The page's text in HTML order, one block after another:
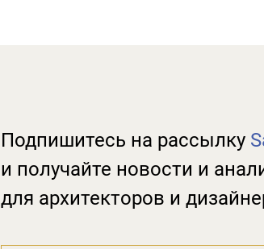
Подпишитесь на рассылку
и получайте новости и
для архитекторов и